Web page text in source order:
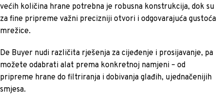
većih količina hrane potrebna je robusna konstrukcija, dok su
za fine pripreme važni precizniji otvori i odgovarajuća gustoća
mrežice.
De Buyer nudi različita rješenja za cijeđenje i prosijavanje, pa
možete odabrati alat prema konkretnoj namjeni – od
pripreme hrane do filtriranja i dobivanja glađih, ujednačenijih
smjesa.